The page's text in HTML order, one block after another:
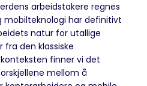
arbeidstakere regnes
mobilteknologi har definitivt
natur for utallige
fra den klassiske
finner vi det
mellom å